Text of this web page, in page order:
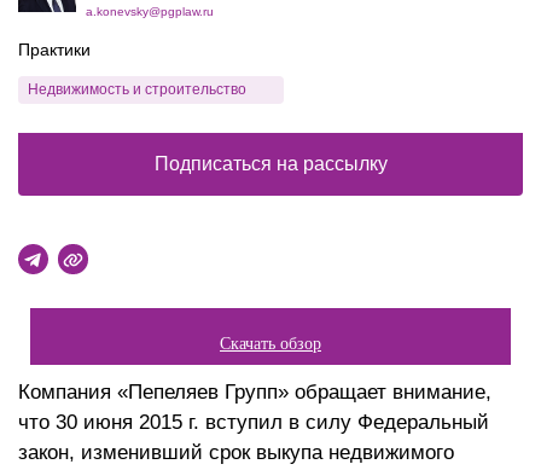
Скачать обзор
Компания «Пепеляев Групп» обращает внимание,
что 30 июня 2015 г. вступил в силу Федеральный
закон, изменивший срок выкупа недвижимого
a.konevsky@pgplaw.ru
Практики
Недвижимость и строительство
Подписаться на рассылку